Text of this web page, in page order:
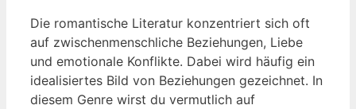
Die romantische Literatur konzentriert sich oft
auf zwischenmenschliche Beziehungen, Liebe
und emotionale Konflikte. Dabei wird häufig ein
idealisiertes Bild von Beziehungen gezeichnet. In
diesem Genre wirst du vermutlich auf